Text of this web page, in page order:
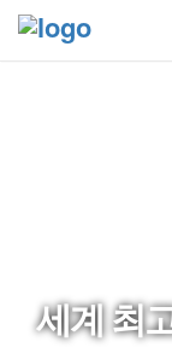
세계 최